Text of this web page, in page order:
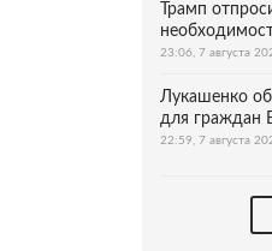
Трамп
23:06, 7 августа
Лукашенко
для граждан
22:59, 7 августа